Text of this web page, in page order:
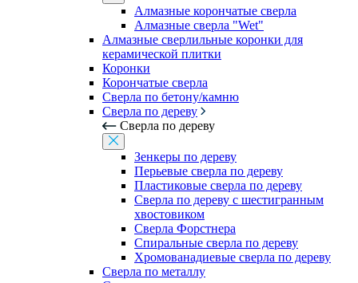
Алмазные корончатые сверла
Алмазные сверла "Wet"
Алмазные сверлильные коронки для
керамической плитки
Коронки
Корончатые сверла
Сверла по бетону/камню
Сверла по дереву
Сверла по дереву
Зенкеры по дереву
Перьевые сверла по дереву
Пластиковые сверла по дереву
Сверла по дереву с шестигранным
хвостовиком
Сверла Форстнера
Спиральные сверла по дереву
Хромованадиевые сверла по дереву
Сверла по металлу